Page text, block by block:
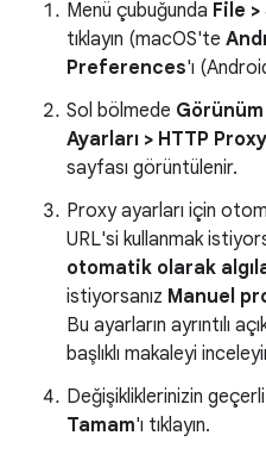
Menü çubuğunda File
tıklayın (macOS'te
Preferences'ı
Sol bölmede Görünüm
Ayarları > HTTP Proxy
sayfası görüntülenir.
Proxy ayarları için
URL'si kullanmak
otomatik olarak
istiyorsanız Manuel
Bu ayarların ayrıntılı
başlıklı makaleyi
Değişikliklerinizin
Tamam'ı tıklayın.